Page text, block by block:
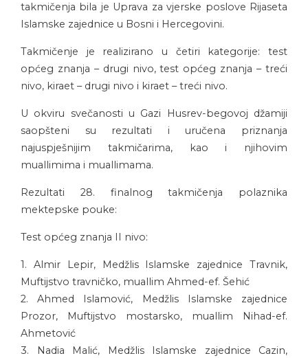
takmičenja bila je Uprava za vjerske poslove Rijaseta
Islamske zajednice u Bosni i Hercegovini.
Takmičenje je realizirano u četiri kategorije: test
općeg znanja – drugi nivo, test općeg znanja – treći
nivo, kiraet – drugi nivo i kiraet – treći nivo.
U okviru svečanosti u Gazi Husrev-begovoj džamiji
saopšteni su rezultati i uručena priznanja
najuspješnijim takmičarima, kao i njihovim
muallimima i muallimama.
Rezultati 28. finalnog takmičenja polaznika
mektepske pouke:
Test općeg znanja II nivo:
1. Almir Lepir, Medžlis Islamske zajednice Travnik,
Muftijstvo travničko, muallim Ahmed-ef. Šehić
2. Ahmed Islamović, Medžlis Islamske zajednice
Prozor, Muftijstvo mostarsko, muallim Nihad-ef.
Ahmetović
3. Nadia Malić, Medžlis Islamske zajednice Cazin,